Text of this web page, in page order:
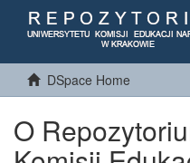
DSpace Home
O